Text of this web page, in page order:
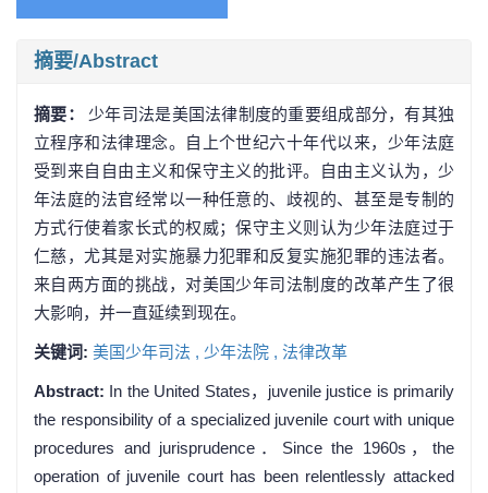
摘要/Abstract
摘要： 少年司法是美国法律制度的重要组成部分，有其独
立程序和法律理念。自上个世纪六十年代以来，少年法庭
受到来自自由主义和保守主义的批评。自由主义认为，少
年法庭的法官经常以一种任意的、歧视的、甚至是专制的
方式行使着家长式的权威；保守主义则认为少年法庭过于
仁慈，尤其是对实施暴力犯罪和反复实施犯罪的违法者。
来自两方面的挑战，对美国少年司法制度的改革产生了很
大影响，并一直延续到现在。
关键词: 美国少年司法 , 少年法院 , 法律改革
Abstract: In the United States，juvenile justice is primarily
the responsibility of a specialized juvenile court with unique
procedures and jurisprudence．Since the 1960s，the
operation of juvenile court has been relentlessly attacked